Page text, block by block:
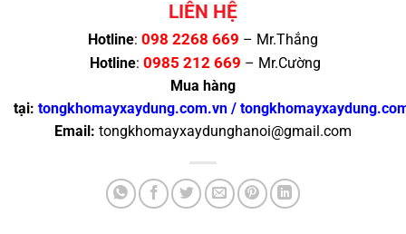
LIÊN HỆ
Hotline: 098 2268 669 – Mr.Thắng
Hotline: 0985 212 669 – Mr.Cường
Mua hàng
tại: tongkhomayxaydung.com.vn /
Email: tongkhomayxaydunghanoi@gmail.com